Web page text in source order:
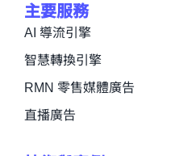
主要服務
AI 導流引擎
智慧轉換引擎
RMN 零售媒體廣告
直播廣告